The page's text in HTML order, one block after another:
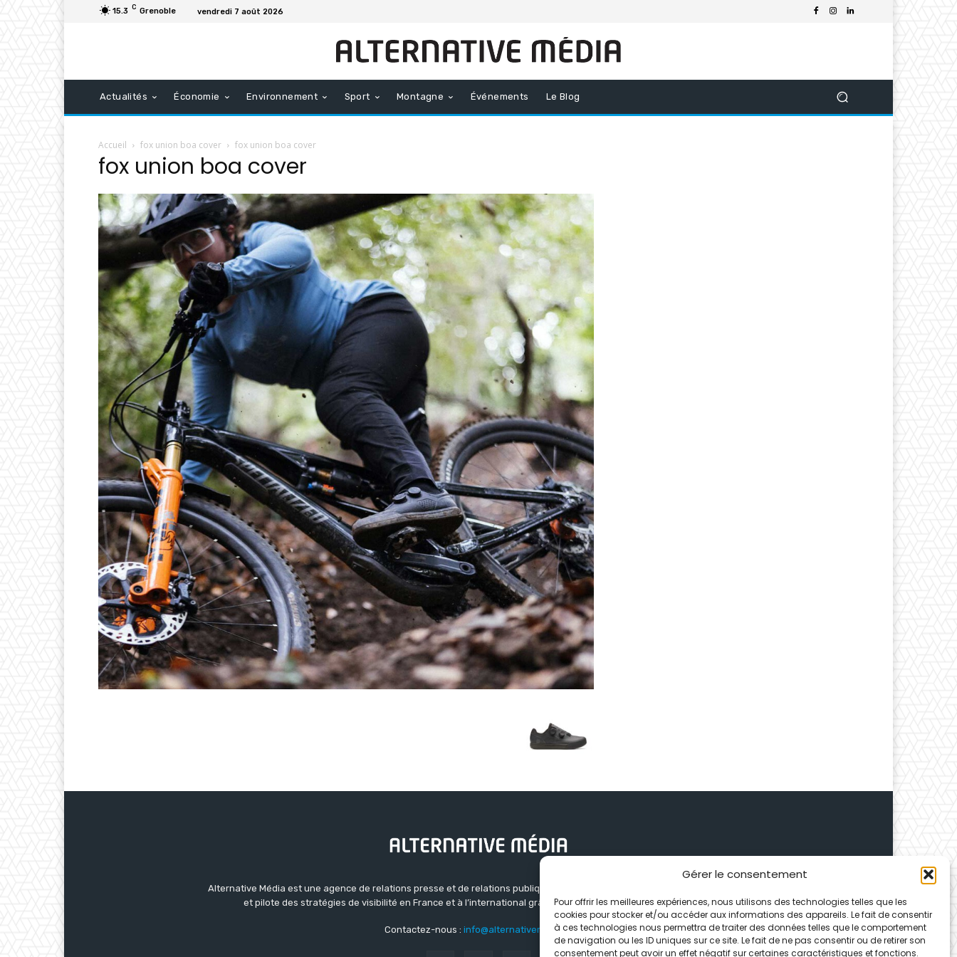
Gérer le consentement
Pour offrir les meilleures expériences, nous utilisons des technologies telles que les
cookies pour stocker et/ou accéder aux informations des appareils. Le fait de consentir
à ces technologies nous permettra de traiter des données telles que le comportement
de navigation ou les ID uniques sur ce site. Le fait de ne pas consentir ou de retirer son
consentement peut avoir un effet négatif sur certaines caractéristiques et fonctions.
15.3 C Grenoble vendredi 7 août 2026
Actualités Économie Environnement Sport Montagne Événements Le Blog
Accueil fox union boa cover fox union boa cover
fox union boa cover
Alternative Média est une agence de relations presse et de relations publiques basée à Grenoble. Depuis 1995, elle conçoit
et pilote des stratégies de visibilité en France et à l’international grâce à un réseau d’agences partenaires.
Contactez-nous : info@alternativemedia.fr